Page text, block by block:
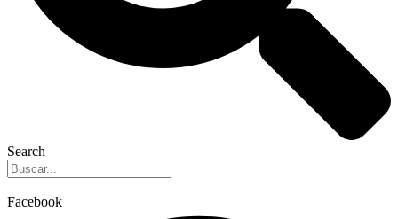
Search
Facebook